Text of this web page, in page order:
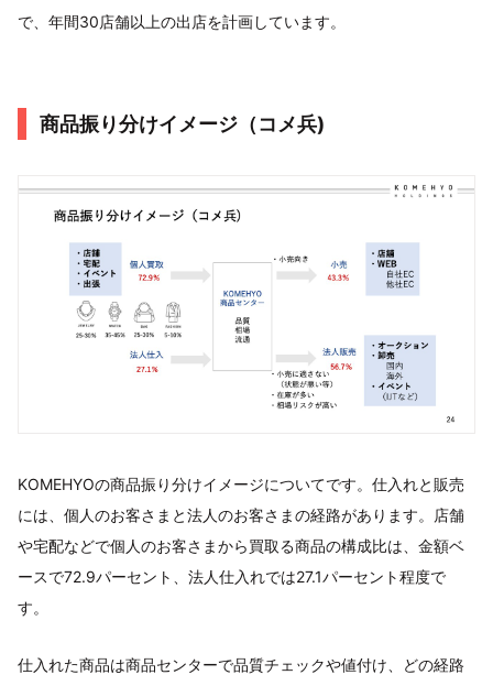
で、年間30店舗以上の出店を計画しています。
商品振り分けイメージ（コメ兵)
KOMEHYOの商品振り分けイメージについてです。仕入れと販売
には、個人のお客さまと法人のお客さまの経路があります。店舗
や宅配などで個人のお客さまから買取る商品の構成比は、金額ベ
ースで72.9パーセント、法人仕入れでは27.1パーセント程度で
す。
仕入れた商品は商品センターで品質チェックや値付け、どの経路